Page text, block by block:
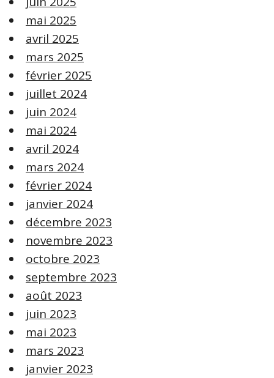
mai 2025
avril 2025
mars 2025
février 2025
juillet 2024
juin 2024
mai 2024
avril 2024
mars 2024
février 2024
janvier 2024
décembre 2023
novembre 2023
octobre 2023
septembre 2023
août 2023
juin 2023
mai 2023
mars 2023
janvier 2023